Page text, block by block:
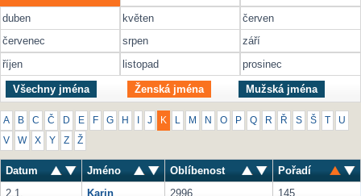
duben
květen
červen
červenec
srpen
září
říjen
listopad prosinec
Všechny jména Ženská jména Mužská jména
A B C Č D E F G H J K M N O P Q R Ř S Š U
V W X Y Z Ž
Datum Jméno Oblíbenost
Pořadí
2.1.
Karin 2996
145